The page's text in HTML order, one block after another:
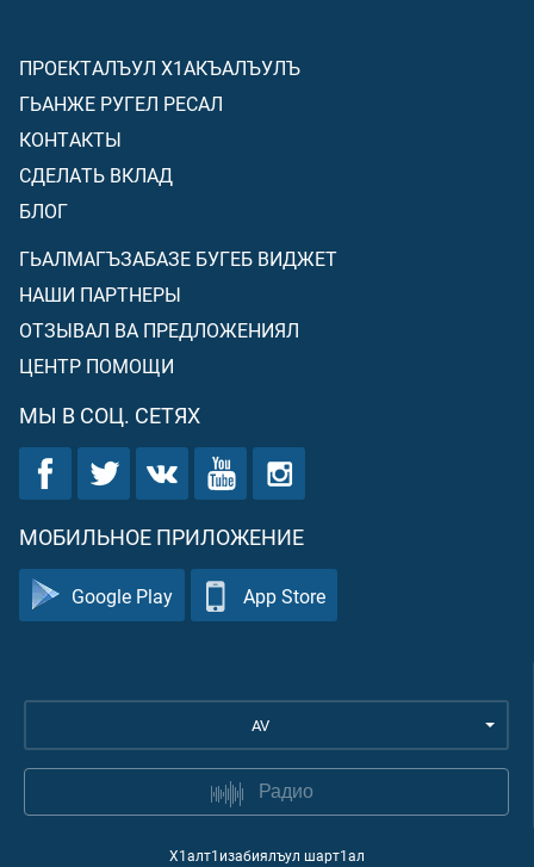
ПРОЕКТАЛЪУЛ Х1АКЪАЛЪУЛЪ
ГЬАНЖЕ РУГЕЛ РЕСАЛ
КОНТАКТЫ
СДЕЛАТЬ ВКЛАД
БЛОГ
ГЬАЛМАГЪЗАБАЗЕ БУГЕБ ВИДЖЕТ
НАШИ ПАРТНЕРЫ
ОТЗЫВАЛ ВА ПРЕДЛОЖЕНИЯЛ
ЦЕНТР ПОМОЩИ
МЫ В СОЦ. СЕТЯХ
МОБИЛЬНОЕ ПРИЛОЖЕНИЕ
Google Play App Store
AV
Радио
Х1алт1изабиялъул шарт1ал